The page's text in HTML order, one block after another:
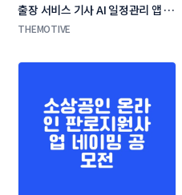
출장 서비스 기사 AI 일정관리 앱 네
이밍 콘테스트
THEMOTIVE